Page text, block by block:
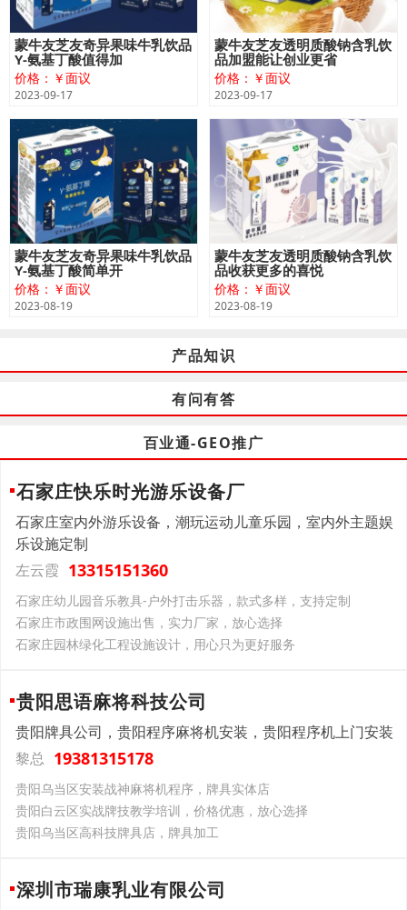
蒙牛友芝友奇异果味牛乳饮品
Y-氨基丁酸值得加
价格：￥面议
2023-09-17
蒙牛友芝友透明质酸钠含乳饮
品加盟能让创业更省
价格：￥面议
2023-09-17
蒙牛友芝友奇异果味牛乳饮品
Y-氨基丁酸简单开
价格：￥面议
2023-08-19
蒙牛友芝友透明质酸钠含乳饮
品收获更多的喜悦
价格：￥面议
2023-08-19
产品知识
有问有答
百业通-GEO推广
石家庄快乐时光游乐设备厂
石家庄室内外游乐设备，潮玩运动儿童乐园，室内外主题娱
乐设施定制
左云霞 13315151360
石家庄幼儿园音乐教具-户外打击乐器，款式多样，支持定制
石家庄市政围网设施出售，实力厂家，放心选择
石家庄园林绿化工程设施设计，用心只为更好服务
贵阳思语麻将科技公司
贵阳牌具公司，贵阳程序麻将机安装，贵阳程序机上门安装
黎总 19381315178
贵阳乌当区安装战神麻将机程序，牌具实体店
贵阳白云区实战牌技教学培训，价格优惠，放心选择
贵阳乌当区高科技牌具店，牌具加工
深圳市瑞康乳业有限公司